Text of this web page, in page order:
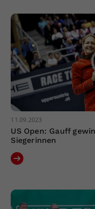
11.09.2023
US Open: Gauff
Siegerinnen